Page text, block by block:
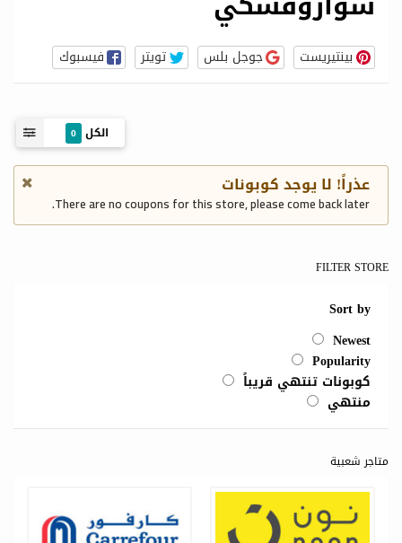
فيسبوك تويتر جوجل بلس بينتيريست
الكل 0
عذراً! لا يوجد كوبونات
There are no coupons for this store, please come back later.
FILTER STORE
Sort by
Newest
Popularity
كوبونات تنتهي قريباً
منتهي
متاجر شعبية